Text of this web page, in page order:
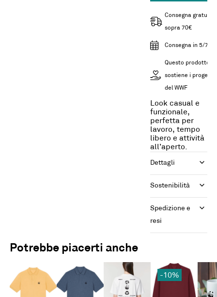
Consegna gratuita
sopra 70€
Consegna in 5/7gg
Questo prodotto
sostiene i progetti
del WWF
Look casual e
funzionale,
perfetta per
lavoro, tempo
libero e attività
all’aperto.
Dettagli
Sostenibilità
Spedizione e
resi
Potrebbe piacerti anche
-10%